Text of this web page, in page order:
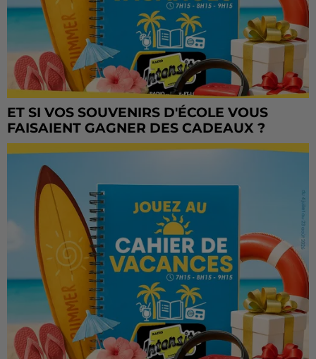
ET SI VOS SOUVENIRS D'ÉCOLE VOUS
FAISAIENT GAGNER DES CADEAUX ?